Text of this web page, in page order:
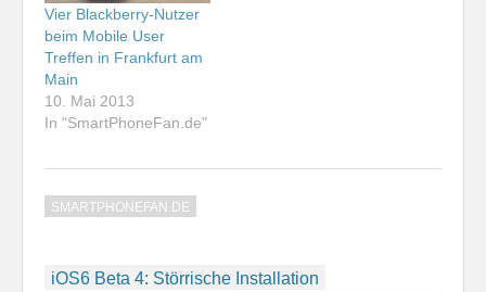
unabhängig von
Endgerät und
Betriebssystem -
entwickelt. Nach mehr
als…
Vier Blackberry-Nutzer
beim Mobile User
Treffen in Frankfurt am
Main
10. Mai 2013
In "SmartPhoneFan.de"
SMARTPHONEFAN.DE
Beitragsnavigation
iOS6 Beta 4: Störrische Installation